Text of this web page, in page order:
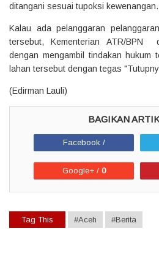
ditangani sesuai tupoksi kewenangan.
Kalau ada pelanggaran
tersebut, Kementerian ATR/BPN
dengan mengambil tindakan hukum
lahan tersebut dengan tegas
(Edirman Lauli)
Facebook /
Google+ / 0
Tag This #Aceh #Berita